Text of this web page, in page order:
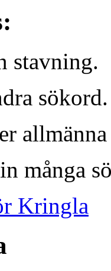
stavning.
sökord.
många
Kringla